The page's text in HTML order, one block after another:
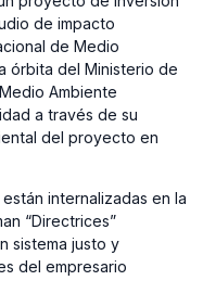
de impacto
de Medio
órbita del Ministerio de
Ambiente
a través de su
del proyecto en
internalizadas en la
“Directrices”
sistema justo y
del empresario